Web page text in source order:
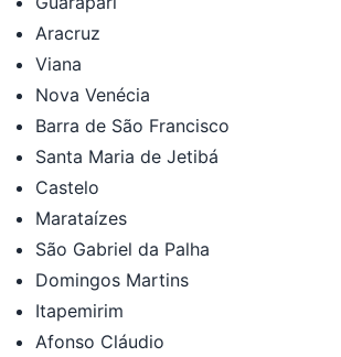
Aracruz
Viana
Nova Venécia
Barra de São Francisco
Santa Maria de Jetibá
Castelo
Marataízes
São Gabriel da Palha
Domingos Martins
Itapemirim
Afonso Cláudio